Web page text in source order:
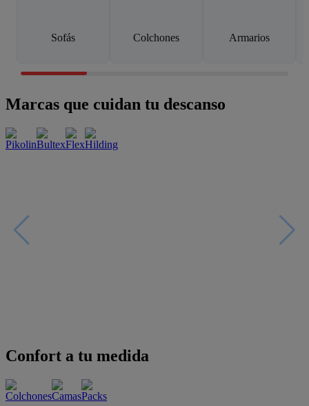
Sofás Colchones Armarios
Marcas que cuidan tu descanso
Confort a tu medida